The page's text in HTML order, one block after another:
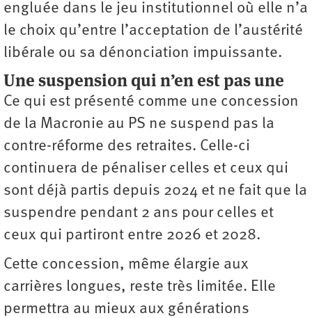
engluée dans le jeu institutionnel où elle n’a
le choix qu’entre l’acceptation de l’austérité
libérale ou sa ­dénonciation impuissante.
Une suspension qui n’en est pas une
Ce qui est présenté comme une concession
de la Macronie au PS ne suspend pas la
contre-réforme des retraites. Celle-ci
continuera de pénaliser celles et ceux qui
sont déjà partis depuis 2024 et ne fait que la
suspendre pendant 2 ans pour celles et
ceux qui partiront entre 2026 et 2028.
Cette concession, même élargie aux
carrières longues, reste très limitée. Elle
permettra au mieux aux générations